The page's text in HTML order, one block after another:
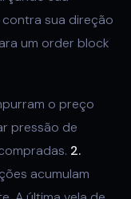
sua direção
um order block
o preço
pressão de
2.
acumulam